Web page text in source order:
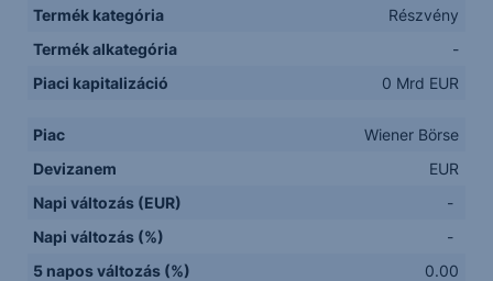
Termék kategória
Részvény
Termék alkategória
-
Piaci kapitalizáció
0 Mrd EUR
Piac
Wiener Börse
Devizanem
EUR
Napi változás (EUR)
-
Napi változás (%)
-
5 napos változás (%)
0.00